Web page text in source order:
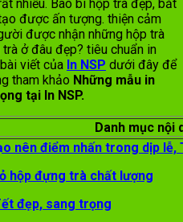
nhiều. Bao bì hộp trà đẹp, bắt
được ấn tượng. thiện cảm
được nhận những hộp trà
ở đâu đẹp? tiêu chuẩn in
viết của In NSP dưới đây để
tham khảo Những mẫu in
tại In NSP.
Danh mục nội
nên điểm nhấn trong dịp lễ,
hộp đựng trà chất lượng
đẹp, sang trọng